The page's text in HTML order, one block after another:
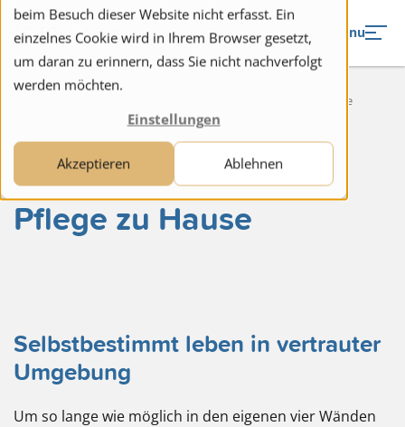
beim Besuch dieser Website nicht erfasst. Ein
einzelnes Cookie wird in Ihrem Browser gesetzt,
um daran zu erinnern, dass Sie nicht nachverfolgt
werden möchten.
Einstellungen
Akzeptieren Ablehnen
to navigation
to the content
Menu
Pflege zu Hause
Pflege zu Hause
Selbstbestimmt leben in vertrauter
Umgebung
Um so lange wie möglich in den eigenen vier Wänden